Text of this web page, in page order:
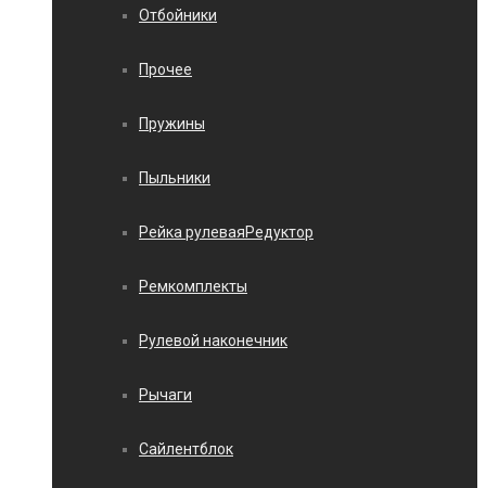
Отбойники
Прочее
Пружины
Пыльники
Рейка рулеваяРедуктор
Ремкомплекты
Рулевой наконечник
Рычаги
Сайлентблок